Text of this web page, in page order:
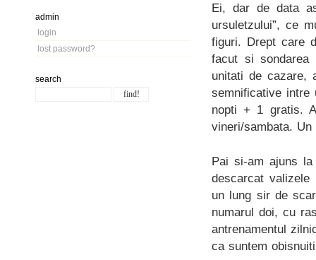
admin
login
lost password?
search
Ei, dar de data
ursuletzului”, ce
figuri. Drept care
facut si
unitati de cazare,
semnificative
nopti + 1 gratis.
vineri/sambata.
Pai si-am ajuns
descarcat
un lung sir de
numarul doi, cu
antrenamentul
ca suntem